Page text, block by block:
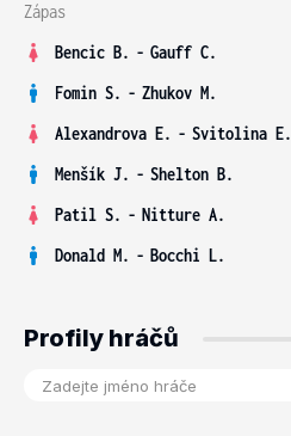
Zápas
Bencic B. - Gauff C.
Fomin S. - Zhukov M.
Alexandrova E. - Svitolina E.
Menšík J. - Shelton B.
Patil S. - Nitture A.
Donald M. - Bocchi L.
Profily hráčů